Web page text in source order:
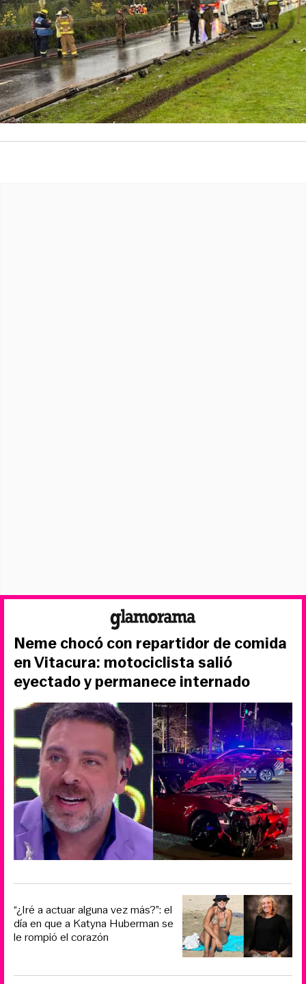
Neme chocó con repartidor de comida
en Vitacura: motociclista salió
eyectado y permanece internado
“¿Iré a actuar alguna vez más?”: el
día en que a Katyna Huberman se
le rompió el corazón